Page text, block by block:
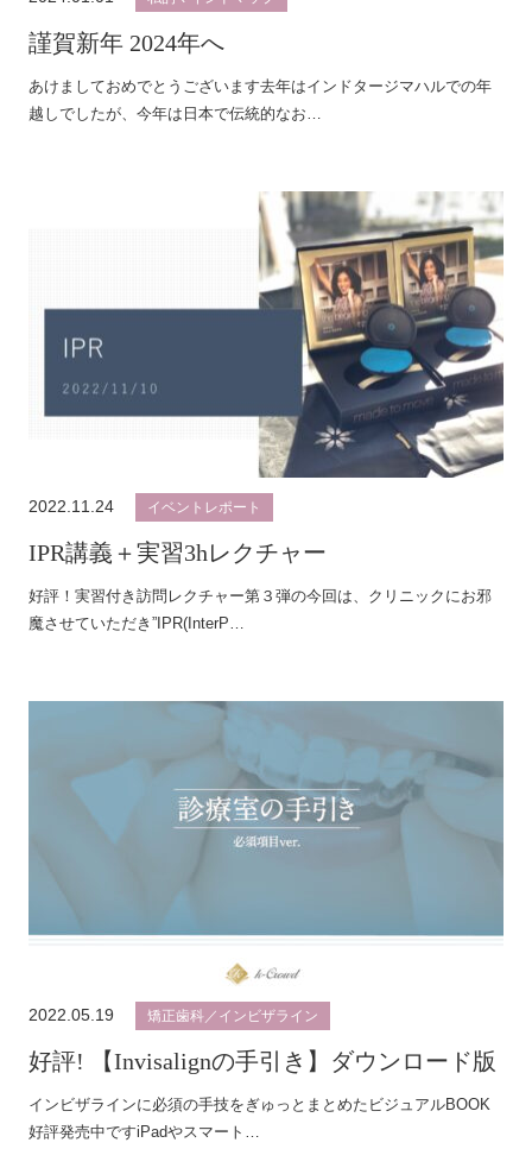
謹賀新年 2024年へ
あけましておめでとうございます去年はインドタージマハルでの年
越しでしたが、今年は日本で伝統的なお…
2022.11.24 イベントレポート
IPR講義＋実習3hレクチャー
好評！実習付き訪問レクチャー第３弾の今回は、クリニックにお邪
魔させていただき”IPR(InterP…
2022.05.19 矯正歯科／インビザライン
好評! 【Invisalignの手引き】ダウンロード版
インビザラインに必須の手技をぎゅっとまとめたビジュアルBOOK
好評発売中ですiPadやスマート…